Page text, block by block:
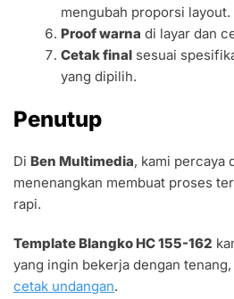
mengubah proporsi layout.
Proof warna di layar dan
Cetak final sesuai
yang dipilih.
Penutup
Di Ben Multimedia, kami percaya
menenangkan membuat proses
rapi.
Template Blangko HC 155-162
yang ingin bekerja dengan
cetak undangan.